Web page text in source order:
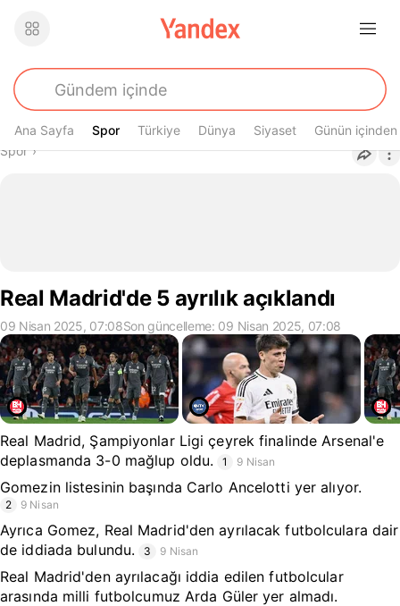
Ana Sayfa Spor
Spor Türkiye Dünya Siyaset Günün içinden
Buradasın
Spor›
Real Madrid'de 5 ayrılık açıklandı
09 Nisan 2025, 07:08Son güncelleme: 09 Nisan 2025, 07:08
Real Madrid, Şampiyonlar Ligi çeyrek finalinde Arsenal'e
deplasmanda 3-0 mağlup oldu.
1 9 Nisan
Gomezin listesinin başında Carlo Ancelotti yer alıyor.
2 9 Nisan
Ayrıca Gomez, Real Madrid'den ayrılacak futbolculara dair
de iddiada bulundu.
3 9 Nisan
Real Madrid'den ayrılacağı iddia edilen futbolcular
arasında milli futbolcumuz Arda Güler yer almadı.